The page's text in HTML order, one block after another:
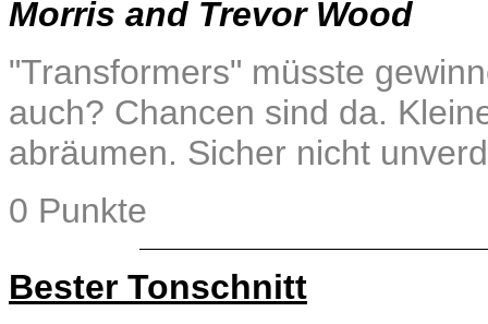
Morris and Trevor Wood
"Transformers" müsste
auch? Chancen sind da.
abräumen. Sicher nicht
0 Punkte
Bester Tonschnitt